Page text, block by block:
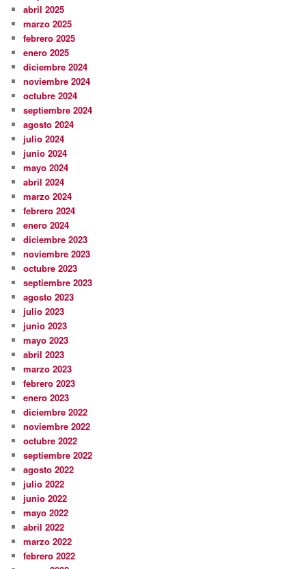
abril 2025
marzo 2025
febrero 2025
enero 2025
diciembre 2024
noviembre 2024
octubre 2024
septiembre 2024
agosto 2024
julio 2024
junio 2024
mayo 2024
abril 2024
marzo 2024
febrero 2024
enero 2024
diciembre 2023
noviembre 2023
octubre 2023
septiembre 2023
agosto 2023
julio 2023
junio 2023
mayo 2023
abril 2023
marzo 2023
febrero 2023
enero 2023
diciembre 2022
noviembre 2022
octubre 2022
septiembre 2022
agosto 2022
julio 2022
junio 2022
mayo 2022
abril 2022
marzo 2022
febrero 2022